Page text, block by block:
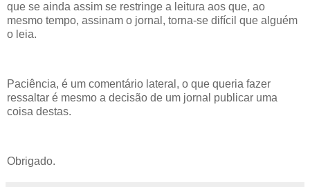
que se ainda assim se restringe a leitura aos que, ao
mesmo tempo, assinam o jornal, torna-se difícil que alguém
o leia.
Paciência, é um comentário lateral, o que queria fazer
ressaltar é mesmo a decisão de um jornal publicar uma
coisa destas.
Obrigado.